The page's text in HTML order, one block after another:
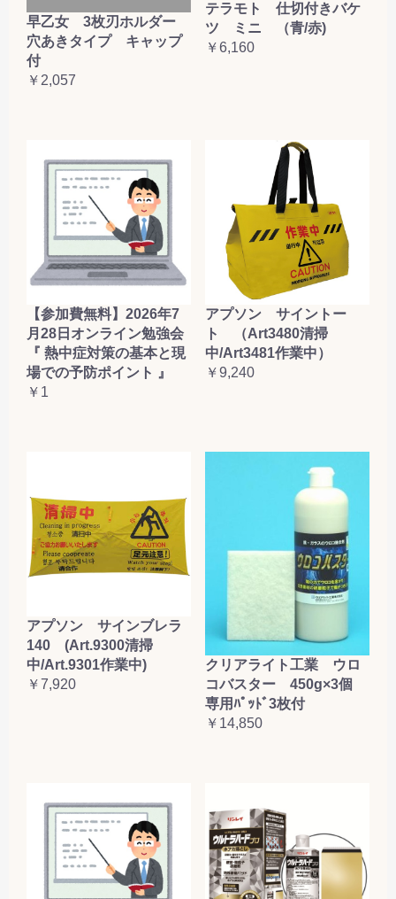
早乙女 3枚刃ホルダー
穴あきタイプ キャップ
付
￥2,057
テラモト 仕切付きバケ
ツ ミニ （青/赤)
￥6,160
【参加費無料】2026年7
月28日オンライン勉強会
『 熱中症対策の基本と現
場での予防ポイント 』
￥1
アプソン サイントー
ト （Art3480清掃
中/Art3481作業中）
￥9,240
アプソン サインブレラ
140 (Art.9300清掃
中/Art.9301作業中)
￥7,920
クリアライト工業 ウロ
コバスター 450g×3個
専用ﾊﾟｯﾄﾞ3枚付
￥14,850